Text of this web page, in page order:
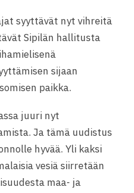
syyttävät nyt vihreitä
Sipilän hallitusta
sijaan
paikka.
juuri nyt
Ja tämä uudistus
hyvää. Yli kaksi
vesiä siirretään
maa- ja